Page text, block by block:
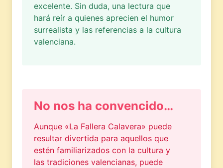
excelente. Sin duda, una lectura que
hará reír a quienes aprecien el humor
surrealista y las referencias a la cultura
valenciana.
No nos ha convencido…
Aunque «La Fallera Calavera» puede
resultar divertida para aquellos que
estén familiarizados con la cultura y
las tradiciones valencianas, puede